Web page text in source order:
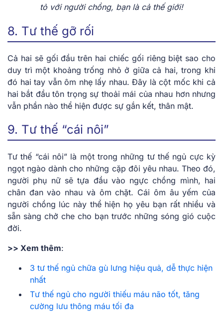
tỏ với người chồng, bạn là cả thế giới!
8. Tư thế gỡ rối
Cả hai sẽ gối đầu trên hai chiếc gối riêng biệt sao cho
duy trì một khoảng trống nhỏ ở giữa cả hai, trong khi
đó hai tay vẫn ôm nhẹ lấy nhau. Đây là cột mốc khi cả
hai bắt đầu tôn trọng sự thoải mái của nhau hơn nhưng
vẫn phần nào thể hiện được sự gắn kết, thân mật.
9. Tư thế “cái nôi”
Tư thế “cái nôi” là một trong những tư thế ngủ cực kỳ
ngọt ngào dành cho những cặp đôi yêu nhau. Theo đó,
người phụ nữ sẽ tựa đầu vào ngực chồng mình, hai
chân đan vào nhau và ôm chặt. Cái ôm âu yếm của
người chồng lúc này thể hiện họ yêu bạn rất nhiều và
sẵn sàng chở che cho bạn trước những sóng gió cuộc
đời.
>> Xem thêm:
3 tư thế ngủ chữa gù lưng hiệu quả, dễ thực hiện
nhất
Tư thế ngủ cho người thiếu máu não tốt, tăng
cường lưu thông máu tối đa